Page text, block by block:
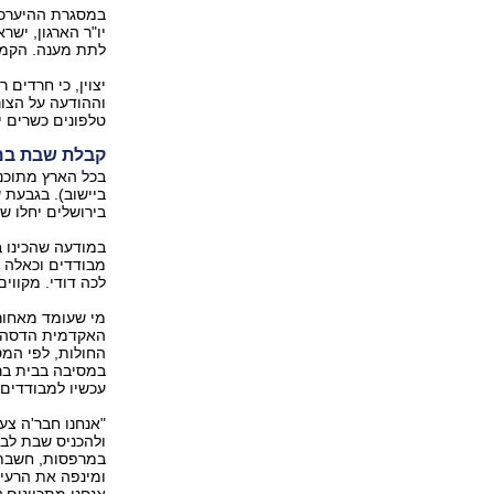
במסגרת
יו"ר הארגון,
לתת מענה.
יצוין, כי
וההודעה על
טלפונים
קבלת שבת
בירושלים
במודעה
מבודדים
לכה דודי.
מי שעומד
האקדמית הדסה
החולות, לפי
במסיבה בבית
עכשיו
"אנחנו חבר'ה
ולהכניס שבת
במרפסות,
ומינפה את